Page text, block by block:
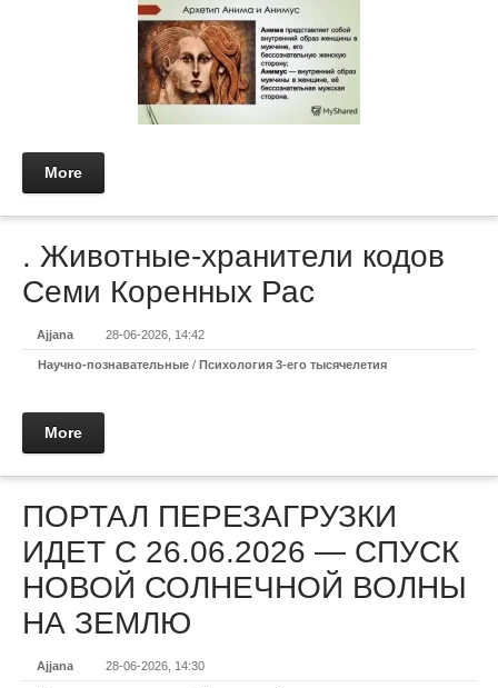
More
. Животные-хранители кодов
Семи Коренных Рас
Ajjana 28-06-2026, 14:42
Научно-познавательные / Психология 3-его тысячелетия
More
ПОРТАЛ ПЕРЕЗАГРУЗКИ
ИДЕТ С 26.06.2026 — СПУСК
НОВОЙ СОЛНЕЧНОЙ ВОЛНЫ
НА ЗЕМЛЮ
Ajjana 28-06-2026, 14:30